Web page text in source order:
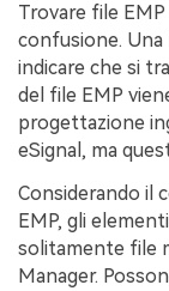
Trovare file
confusione. Una
indicare che si
del file EMP
progettazione
eSignal, ma
Considerando il
EMP, gli
solitamente file
Manager.